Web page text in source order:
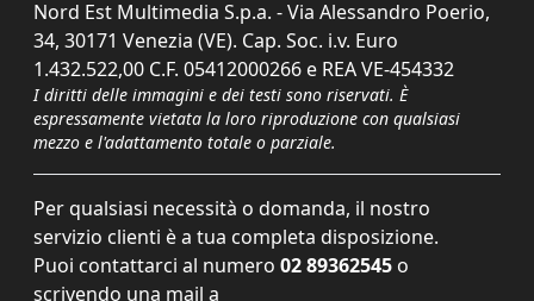
Nord Est Multimedia S.p.a. - Via Alessandro Poerio,
34, 30171 Venezia (VE). Cap. Soc. i.v. Euro
1.432.522,00 C.F. 05412000266 e REA VE-454332
I diritti delle immagini e dei testi sono riservati. È
espressamente vietata la loro riproduzione con qualsiasi
mezzo e l'adattamento totale o parziale.
Per qualsiasi necessità o domanda, il nostro
servizio clienti è a tua completa disposizione.
Puoi contattarci al numero 02 89362545 o
scrivendo una mail a